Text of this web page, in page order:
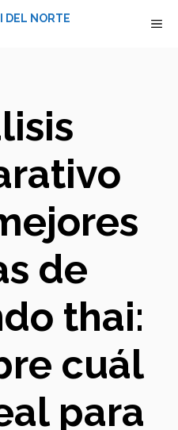
de
thai:
cuál
para